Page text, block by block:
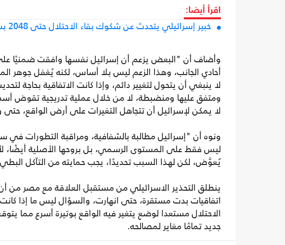
اقرأ أيضا:
خبير إسرائيلي يتحدث عن شكوك بقاء الاحتلال حتى 2048 بسبب اليمين
وأضاف أن "البعض يزعم أن إسرائيل نفسها وافقت ضمنيًا على
أحادي الجانب، وهذا الزعم ليس بلا أساس، لكنه يُغفل جوهر
لا ينبغي أن يتحول لتغيير دائم، وإذا كانت الاتفاقية بحاجة
ومتفق عليها ومنضبطة، لا من خلال عملية تدريجية تقوض
لا يمكن لإسرائيل أن تتجاهل التغيرات على أرض الواقع،
ونوه أن "إسرائيل مطالبة بالشفافية، ومراقبة التطورات في
ليس فقط على المستوى الرسمي، بل بروحها الأصلية أيضًا،
يُعوَّض، لكن لهذا السبب تحديدًا، يجب حمايته من التآكل
ينطلق التحذير الاسرائيلي من مستقبل العلاقة مع مصر من
اتفاقيات بدت مستقرة، حتى انهارت، والسؤال ليس ما إذا كانت
الاحتلال مستعدا لوضع يتغير فيه الواقع بوتيرة أسرع مما
جديد تمامًا مغاير لمصالحه.